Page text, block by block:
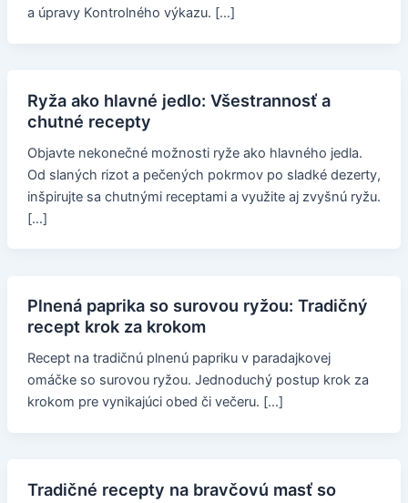
a úpravy Kontrolného výkazu. […]
Ryža ako hlavné jedlo: Všestrannosť a
chutné recepty
Objavte nekonečné možnosti ryže ako hlavného jedla.
Od slaných rizot a pečených pokrmov po sladké dezerty,
inšpirujte sa chutnými receptami a využite aj zvyšnú ryžu.
[…]
Plnená paprika so surovou ryžou: Tradičný
recept krok za krokom
Recept na tradičnú plnenú papriku v paradajkovej
omáčke so surovou ryžou. Jednoduchý postup krok za
krokom pre vynikajúci obed či večeru. […]
Tradičné recepty na bravčovú masť so